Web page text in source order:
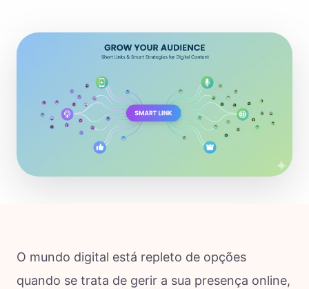
O mundo digital está repleto de opções
quando se trata de gerir a sua presença online,